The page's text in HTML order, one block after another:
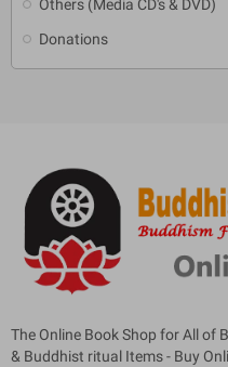
Others (Media CD's & DVD)
Donations
The Online Book Shop for All of
& Buddhist ritual Items - Buy